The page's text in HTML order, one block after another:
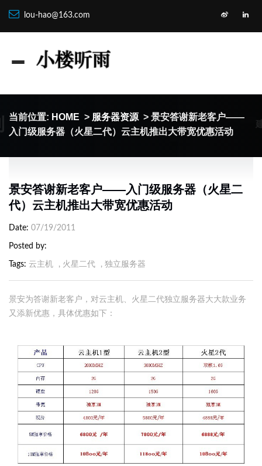
lou-hao@163.com
当前位置: HOME > 服务器资源 > 景安答谢新老客户——
入门级服务器（火星二代）云主机推出大带宽优惠活动
景安答谢新老客户——入门级服务器（火星二
代）云主机推出大带宽优惠活动
Date 07/19/2011
Posted by
Tags 云主机 , 火星二代 , 独立服务器
景安为答谢新老客户，对云主机、火星二代独立服务器大大款业务
又添新优惠，具体优惠如下：